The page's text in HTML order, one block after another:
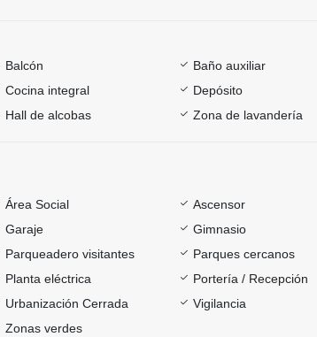
Balcón
Baño auxiliar
Cocina integral
Depósito
Hall de alcobas Zona de lavandería
Área Social
Ascensor
Garaje
Gimnasio
Parqueadero visitantes
Parques cercanos
Planta eléctrica
Portería / Recepción
Urbanización Cerrada
Vigilancia
Zonas verdes